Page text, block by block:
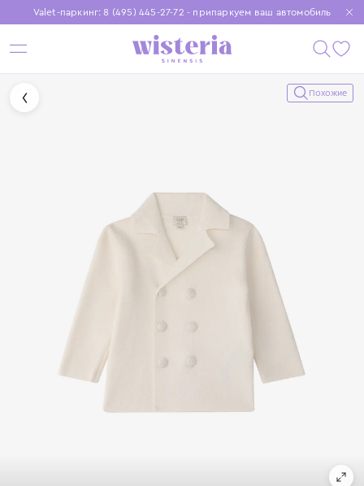
Valet-паркинг: 8 (495) 445-27-72 - припаркуем ваш автомобиль
Бесплатная доставка при заказе от 15 000 ₽
Установите приложение, чтобы покупки были еще удобнее
Похожие